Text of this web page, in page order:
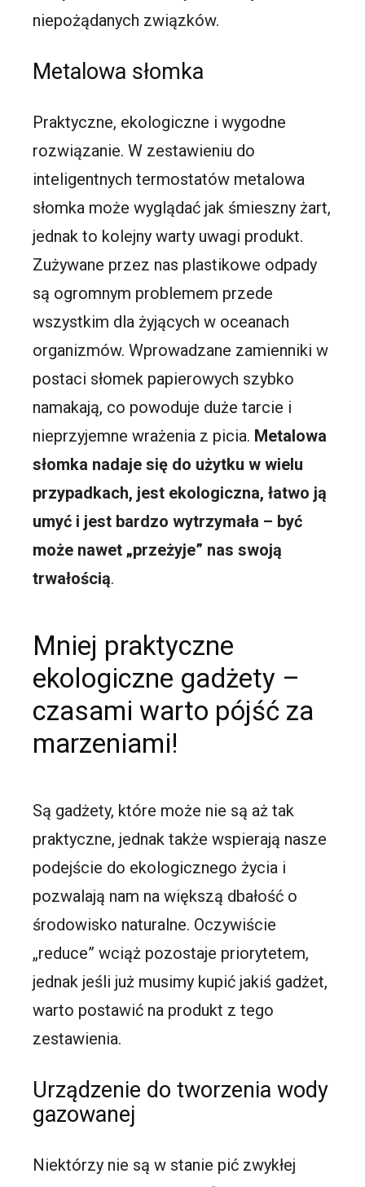
niepożądanych związków.
Metalowa słomka
Praktyczne, ekologiczne i wygodne
rozwiązanie. W zestawieniu do
inteligentnych termostatów metalowa
słomka może wyglądać jak śmieszny żart,
jednak to kolejny warty uwagi produkt.
Zużywane przez nas plastikowe odpady
są ogromnym problemem przede
wszystkim dla żyjących w oceanach
organizmów. Wprowadzane zamienniki w
postaci słomek papierowych szybko
namakają, co powoduje duże tarcie i
nieprzyjemne wrażenia z picia. Metalowa
słomka nadaje się do użytku w wielu
przypadkach, jest ekologiczna, łatwo ją
umyć i jest bardzo wytrzymała – być
może nawet „przeżyje” nas swoją
trwałością.
Mniej praktyczne
ekologiczne gadżety –
czasami warto pójść za
marzeniami!
Są gadżety, które może nie są aż tak
praktyczne, jednak także wspierają nasze
podejście do ekologicznego życia i
pozwalają nam na większą dbałość o
środowisko naturalne. Oczywiście
„reduce” wciąż pozostaje priorytetem,
jednak jeśli już musimy kupić jakiś gadżet,
warto postawić na produkt z tego
zestawienia.
Urządzenie do tworzenia wody
gazowanej
Niektórzy nie są w stanie pić zwykłej